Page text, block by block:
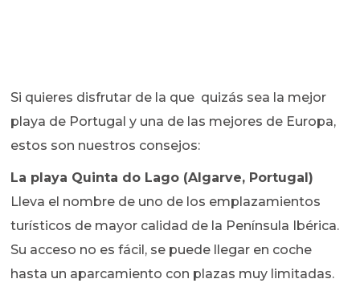
Si quieres disfrutar de la que quizás sea la mejor
playa de Portugal y una de las mejores de Europa,
estos son nuestros consejos:
La playa Quinta do Lago (Algarve, Portugal)
Lleva el nombre de uno de los emplazamientos
turísticos de mayor calidad de la Península Ibérica.
Su acceso no es fácil, se puede llegar en coche
hasta un aparcamiento con plazas muy limitadas.